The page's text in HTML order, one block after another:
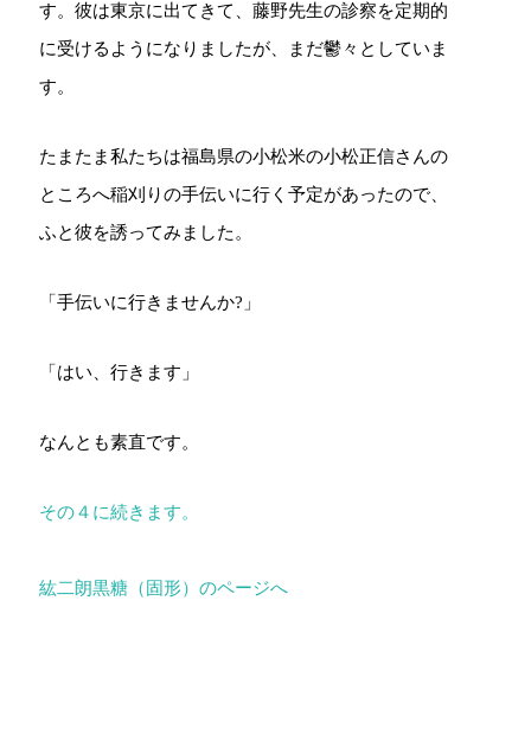
す。彼は東京に出てきて、藤野先生の診察を定期的
に受けるようになりましたが、まだ鬱々としていま
す。
たまたま私たちは福島県の小松米の小松正信さんの
ところへ稲刈りの手伝いに行く予定があったので、
ふと彼を誘ってみました。
「手伝いに行きませんか?」
「はい、行きます」
なんとも素直です。
その４に続きます。
紘二朗黒糖（固形）のページへ